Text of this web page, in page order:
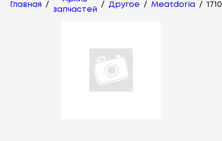
Главная /
запчастей
/ Другое / Meatdoria /